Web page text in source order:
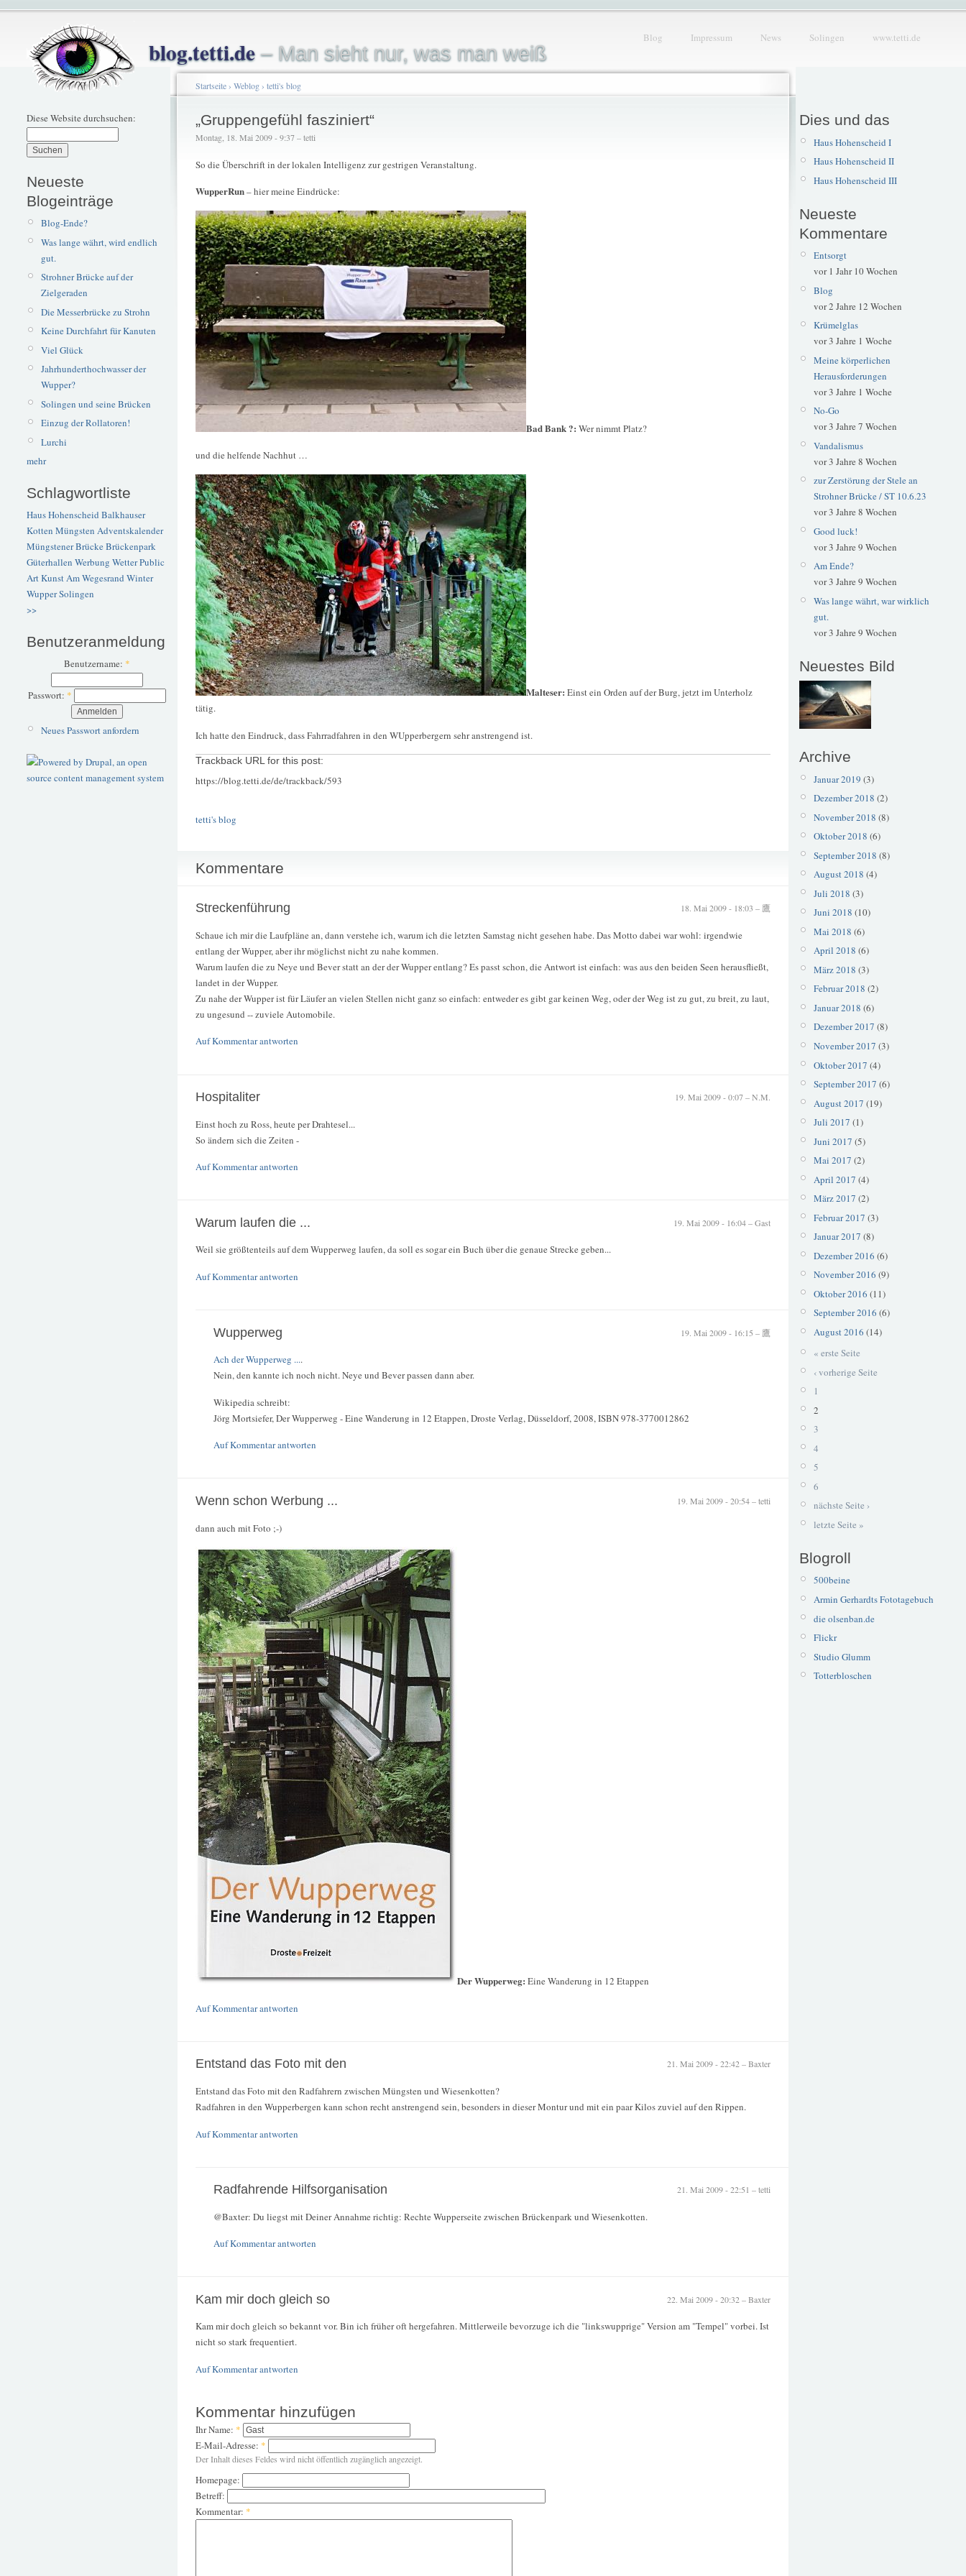
blog.tetti.de– Man sieht nur, was man weiß
Blog Impressum News Solingen www.tetti.de
Diese Website durchsuchen:
Neueste
Blogeinträge
Blog-Ende?
Was lange währt, wird endlich
gut.
Strohner Brücke auf der
Zielgeraden
Die Messerbrücke zu Strohn
Keine Durchfahrt für Kanuten
Viel Glück
Jahrhunderthochwasser der
Wupper?
Solingen und seine Brücken
Einzug der Rollatoren!
Lurchi
mehr
Schlagwortliste
Haus Hohenscheid Balkhauser
Kotten Müngsten Adventskalender
Müngstener BrückeBrückenpark
Güterhallen Werbung WetterPublic
ArtKunstAm Wegesrand Winter
WupperSolingen
>>
Benutzeranmeldung
Benutzername: *
Passwort: *
Neues Passwort anfordern
Startseite› Weblog› tetti's blog
„Gruppengefühl fasziniert“
Montag, 18. Mai 2009 - 9:37 – tetti
So die Überschrift in der lokalen Intelligenz zur gestrigen Veranstaltung.
WupperRun– hier meine Eindrücke:
Bad Bank ?: Wer nimmt Platz?
und die helfende Nachhut …
Malteser: Einst ein Orden auf der Burg, jetzt im Unterholz
tätig.
Ich hatte den Eindruck, dass Fahrradfahren in den WUpperbergern sehr anstrengend ist.
Trackback URL for this post:
https://blog.tetti.de/de/trackback/593
tetti's blog
Kommentare
18. Mai 2009 - 18:03 – 鷹
Streckenführung
Schaue ich mir die Laufpläne an, dann verstehe ich, warum ich die letzten Samstag nicht gesehen habe. Das Motto dabei war wohl: irgendwie
entlang der Wupper, aber ihr möglichst nicht zu nahe kommen.
Warum laufen die zu Neye und Bever statt an der der Wupper entlang? Es passt schon, die Antwort ist einfach: was aus den beiden Seen herausfließt,
landet in der Wupper.
Zu nahe der Wupper ist für Läufer an vielen Stellen nicht ganz so einfach: entweder es gibt gar keinen Weg, oder der Weg ist zu gut, zu breit, zu laut,
zu ungesund -- zuviele Automobile.
Auf Kommentar antworten
19. Mai 2009 - 0:07 – N.M.
Hospitaliter
Einst hoch zu Ross, heute per Drahtesel...
So ändern sich die Zeiten -
Auf Kommentar antworten
19. Mai 2009 - 16:04 – Gast
Warum laufen die ...
Weil sie größtenteils auf dem Wupperweg laufen, da soll es sogar ein Buch über die genaue Strecke geben...
Auf Kommentar antworten
19. Mai 2009 - 16:15 – 鷹
Wupperweg
Ach der Wupperweg ....
Nein, den kannte ich noch nicht. Neye und Bever passen dann aber.
Wikipedia schreibt:
Jörg Mortsiefer, Der Wupperweg - Eine Wanderung in 12 Etappen, Droste Verlag, Düsseldorf, 2008, ISBN 978-3770012862
Auf Kommentar antworten
19. Mai 2009 - 20:54 – tetti
Wenn schon Werbung ...
dann auch mit Foto ;-)
Der Wupperweg: Eine Wanderung in 12 Etappen
Auf Kommentar antworten
21. Mai 2009 - 22:42 – Baxter
Entstand das Foto mit den
Entstand das Foto mit den Radfahrern zwischen Müngsten und Wiesenkotten?
Radfahren in den Wupperbergen kann schon recht anstrengend sein, besonders in dieser Montur und mit ein paar Kilos zuviel auf den Rippen.
Auf Kommentar antworten
21. Mai 2009 - 22:51 – tetti
Radfahrende Hilfsorganisation
@Baxter: Du liegst mit Deiner Annahme richtig: Rechte Wupperseite zwischen Brückenpark und Wiesenkotten.
Auf Kommentar antworten
22. Mai 2009 - 20:32 – Baxter
Kam mir doch gleich so
Kam mir doch gleich so bekannt vor. Bin ich früher oft hergefahren. Mittlerweile bevorzuge ich die "linkswupprige" Version am "Tempel" vorbei. Ist
nicht so stark frequentiert.
Auf Kommentar antworten
Kommentar hinzufügen
Ihr Name: *
E-Mail-Adresse: *
Der Inhalt dieses Feldes wird nicht öffentlich zugänglich angezeigt.
Homepage:
Betreff:
Kommentar: *
Dies und das
Haus Hohenscheid I
Haus Hohenscheid II
Haus Hohenscheid III
Neueste
Kommentare
Entsorgt
vor 1 Jahr 10 Wochen
Blog
vor 2 Jahre 12 Wochen
Krümelglas
vor 3 Jahre 1 Woche
Meine körperlichen
Herausforderungen
vor 3 Jahre 1 Woche
No-Go
vor 3 Jahre 7 Wochen
Vandalismus
vor 3 Jahre 8 Wochen
zur Zerstörung der Stele an
Strohner Brücke / ST 10.6.23
vor 3 Jahre 8 Wochen
Good luck!
vor 3 Jahre 9 Wochen
Am Ende?
vor 3 Jahre 9 Wochen
Was lange währt, war wirklich
gut.
vor 3 Jahre 9 Wochen
Neuestes Bild
Archive
Januar 2019 (3)
Dezember 2018 (2)
November 2018 (8)
Oktober 2018 (6)
September 2018 (8)
August 2018 (4)
Juli 2018 (3)
Juni 2018 (10)
Mai 2018 (6)
April 2018 (6)
März 2018 (3)
Februar 2018 (2)
Januar 2018 (6)
Dezember 2017 (8)
November 2017 (3)
Oktober 2017 (4)
September 2017 (6)
August 2017 (19)
Juli 2017 (1)
Juni 2017 (5)
Mai 2017 (2)
April 2017 (4)
März 2017 (2)
Februar 2017 (3)
Januar 2017 (8)
Dezember 2016 (6)
November 2016 (9)
Oktober 2016 (11)
September 2016 (6)
August 2016 (14)
« erste Seite
‹ vorherige Seite
1
2
3
4
5
6
nächste Seite ›
letzte Seite »
Blogroll
500beine
Armin Gerhardts Fototagebuch
die olsenban.de
Flickr
Studio Glumm
Totterbloschen